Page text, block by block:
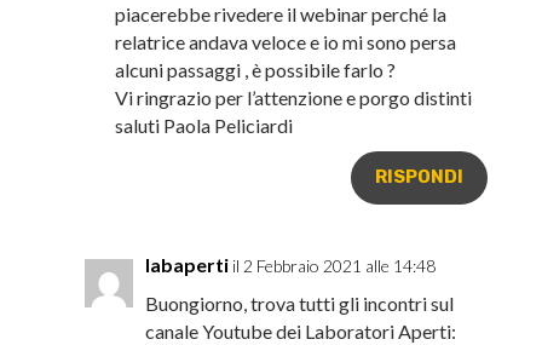
piacerebbe rivedere il webinar perché la
relatrice andava veloce e io mi sono persa
alcuni passaggi , è possibile farlo ?
Vi ringrazio per l’attenzione e porgo distinti
saluti Paola Peliciardi
RISPONDI
labaperti il 2 Febbraio 2021 alle 14:48
Buongiorno, trova tutti gli incontri sul
canale Youtube dei Laboratori Aperti: